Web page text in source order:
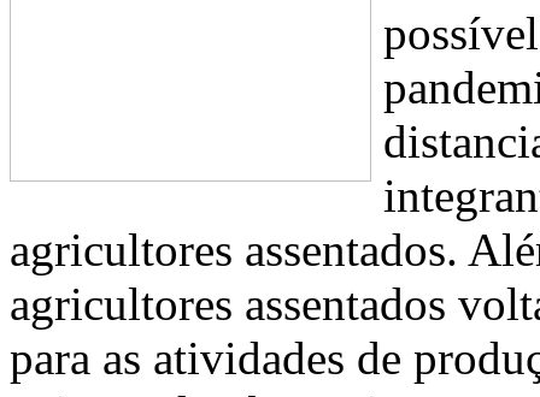
agricultores assentados.
agricultores assentados
para as atividades de